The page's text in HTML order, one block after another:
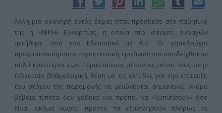
Άλλη μια οδυνηρή εντός έδρας ήττα πρόσθεσε στο παθητικό
της η «ΝΙΚΗ» Ευκαρπίας, η οποία στο ντέρμπι ουραγών
ηττήθηκε από τον Εδεσσαϊκό με 0-2. Οι γηπεδούχοι
πραγματοποίησαν απογοητευτική εμφάνιση και αποδείχθηκαν
πολύ κατώτεροι των περιστάσεων, μένοντας μόνοι τους στην
τελευταία βαθμολογική θέση με τις ελπίδες για την επίτευξη
του στόχου της παραμονής να μειώνονται σημαντικά. Ακόμα
βέβαια τίποτα δεν χάθηκε και πρέπει να «ξυπνήσουν» όσο
είναι ακόμα νωρίς, προτού τα εξαντληθούν πλήρως τα